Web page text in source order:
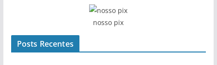
nosso pix
Posts Recentes